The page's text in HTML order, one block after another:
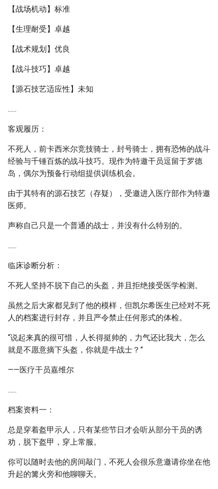
【战场机动】标准
【生理耐受】卓越
【战术规划】优良
【战斗技巧】卓越
【源石技艺适应性】未知
......
客观履历：
不死人，前卡西米尔竞技骑士，封号骑士，拥有恐怖的战斗
经验与千锤百炼的战斗技巧。现作为特邀干员逗留于罗德
岛，偶尔为预备行动组提供训练机会。
由于其特有的源石技艺（存疑），受邀进入医疗部作为特邀
医师。
声称自己只是一个普通的战士，并没有什么特别的。
......
临床诊断分析：
不死人坚持不脱下自己的头盔，并且拒绝接受医学检测。
虽然之后大家都见到了他的模样，但凯尔希医生已经对不死
人的档案进行封存，并且严令禁止任何形式的体检。
“说起来真的很可惜，人长得挺帅的，力气还比我大，怎么
就是不愿意摘下头盔，你就是牛战士？”
——医疗干员嘉维尔
......
档案资料一：
总是穿着盔甲示人，只有某些节日才会听从部分干员的诱
劝，脱下盔甲，穿上常服。
你可以随时去他的房间敲门，不死人会很乐意邀请你坐在他
升起的篝火旁和他聊聊天。